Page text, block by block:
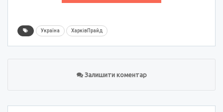
Україна ХарківПрайд
Залишити коментар